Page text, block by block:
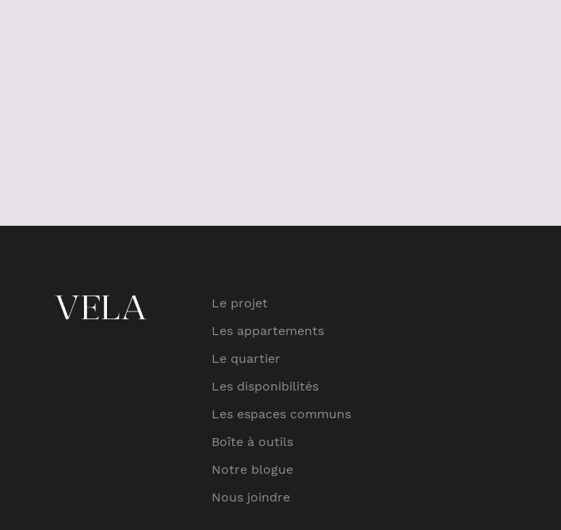
Le projet
Les appartements
Le quartier
Les disponibilités
Les espaces communs
Boîte à outils
Notre blogue
Nous joindre